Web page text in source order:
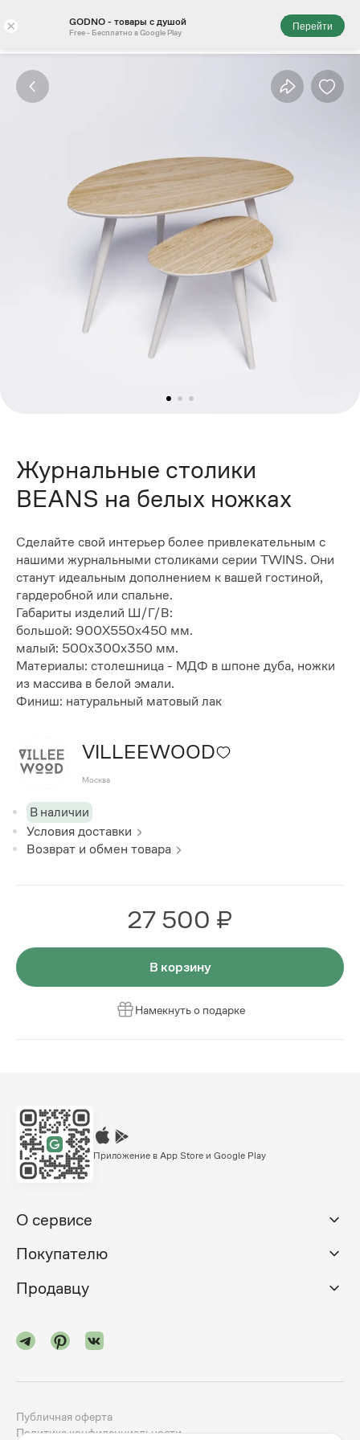
× GODNO - товары с душой
Free - Бесплатно в Google Play
Перейти
Журнальные столики
BEANS на белых ножках
Сделайте свой интерьер более привлекательным с
нашими журнальными столиками серии TWINS. Они
станут идеальным дополнением к вашей гостиной,
гардеробной или спальне.
Габариты изделий Ш/Г/В:
большой: 900Х550х450 мм.
малый: 500х300х350 мм.
Материалы: столешница - МДФ в шпоне дуба, ножки
из массива в белой эмали.
Финиш: натуральный матовый лак
VILLEEWOOD
Москва
В наличии
Условия доставки
Возврат и обмен товара
27 500 ₽
В корзину
Намекнуть о подарке
Приложение в App Store и Google Play
О сервисе
Покупателю
Продавцу
Публичная оферта
Политика конфиденциальности